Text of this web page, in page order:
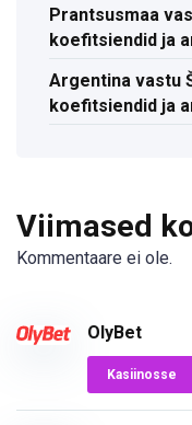
Prantsusmaa
koefitsiendid ja
Argentina vastu
koefitsiendid ja
Viimased
Kommentaare ei ole.
OlyBet
Kasiinosse